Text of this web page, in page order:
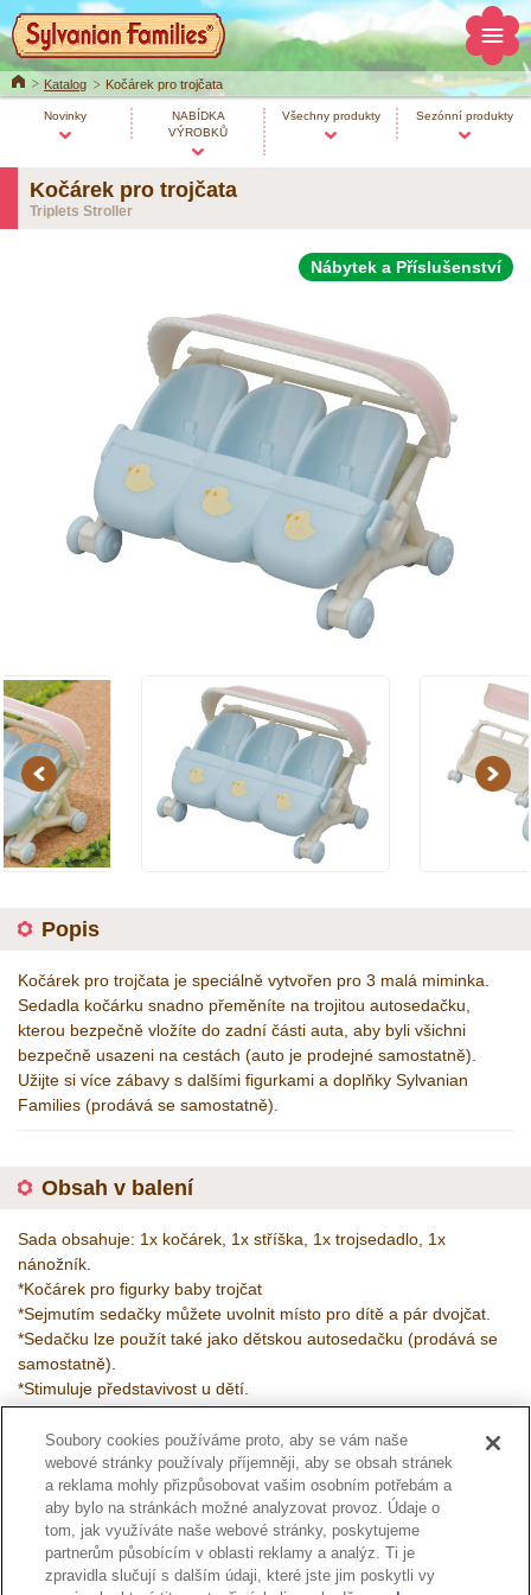
HomeKatalog Kočárek pro trojčata
Novinky
NABÍDKA
VÝROBKŮ
Všechny produkty Sezónní produkty
Kočárek pro trojčata
Triplets Stroller
Nábytek a Příslušenství
Previous Next
Popis
Kočárek pro trojčata je speciálně vytvořen pro 3 malá miminka.
Sedadla kočárku snadno přeměníte na trojitou autosedačku,
kterou bezpečně vložíte do zadní části auta, aby byli všichni
bezpečně usazeni na cestách (auto je prodejné samostatně).
Užijte si více zábavy s dalšími figurkami a doplňky Sylvanian
Families (prodává se samostatně).
Obsah v balení
Sada obsahuje: 1x kočárek, 1x stříška, 1x trojsedadlo, 1x
nánožník.
*Kočárek pro figurky baby trojčat
*Sejmutím sedačky můžete uvolnit místo pro dítě a pár dvojčat.
*Sedačku lze použít také jako dětskou autosedačku (prodává se
samostatně).
*Stimuluje představivost u dětí.
Věk: 3+
Kód : 5533
Stránka katalogu
Soubory cookies používáme proto, aby se vám naše
webové stránky používaly příjemněji, aby se obsah stránek
a reklama mohly přizpůsobovat vašim osobním potřebám a
aby bylo na stránkách možné analyzovat provoz. Údaje o
tom, jak využíváte naše webové stránky, poskytujeme
partnerům působícím v oblasti reklamy a analýz. Ti je
zpravidla slučují s dalším údaji, které jste jim poskytli vy